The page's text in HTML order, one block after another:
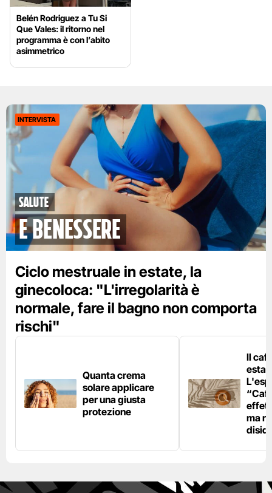
Belén Rodriguez a Tu Si
Que Vales: il ritorno nel
programma è con l’abito
asimmetrico
INTERVISTA
Salute
e benessere
Ciclo mestruale in estate, la
ginecoloca: "L'irregolarità è
normale, fare il bagno non comporta
rischi"
Quanta crema
solare applicare
per una giusta
protezione
Il
ma